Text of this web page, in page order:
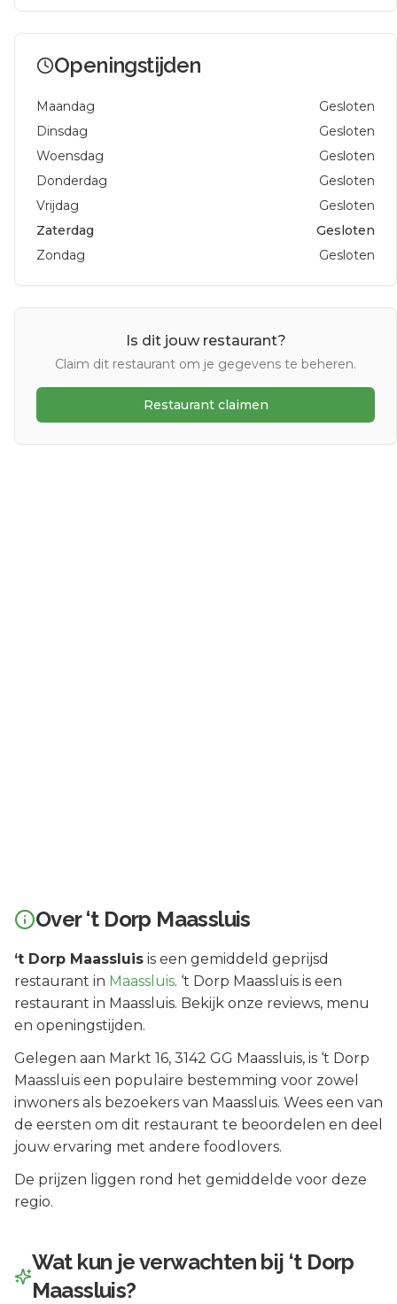
Openingstijden
Maandag
Gesloten
Dinsdag
Gesloten
Woensdag
Gesloten
Donderdag
Gesloten
Vrijdag
Gesloten
Zaterdag
Gesloten
Zondag
Gesloten
Is dit jouw restaurant?
Claim dit restaurant om je gegevens te beheren.
Restaurant claimen
Over‘t Dorp Maassluis
‘t Dorp Maassluis is een gemiddeld geprijsd
restaurant in Maassluis. ‘t Dorp Maassluis is een
restaurant in Maassluis. Bekijk onze reviews, menu
en openingstijden.
Gelegen aan Markt 16, 3142 GG Maassluis, is ‘t Dorp
Maassluis een populaire bestemming voor zowel
inwoners als bezoekers van Maassluis. Wees een van
de eersten om dit restaurant te beoordelen en deel
jouw ervaring met andere foodlovers.
De prijzen liggen rond het gemiddelde voor deze
regio.
Wat kun je verwachten bij ‘t Dorp
Maassluis?